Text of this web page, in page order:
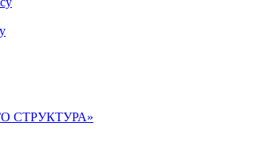
СТРУКТУРА»